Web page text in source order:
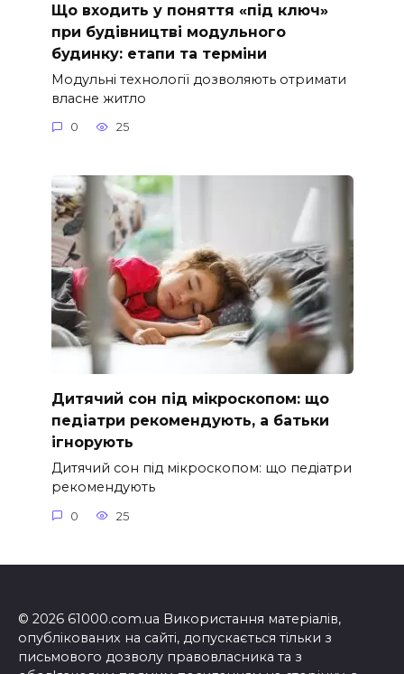
Що входить у поняття «під ключ»
при будівництві модульного
будинку: етапи та терміни
Модульні технології дозволяють отримати
власне житло
0 25
Дитячий сон під мікроскопом: що
педіатри рекомендують, а батьки
ігнорують
Дитячий сон під мікроскопом: що педіатри
рекомендують
0 25
© 2026 61000.com.ua Використання матеріалів,
опублікованих на сайті, допускається тільки з
письмового дозволу правовласника та з